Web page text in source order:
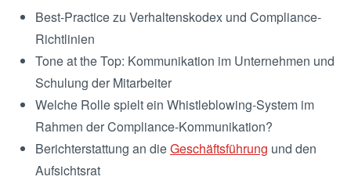
Best-Practice zu Verhaltenskodex und Compliance-
Richtlinien
Tone at the Top: Kommunikation im Unternehmen und
Schulung der Mitarbeiter
Welche Rolle spielt ein Whistleblowing-System im
Rahmen der Compliance-Kommunikation?
Berichterstattung an dieGeschäftsführung und den
Aufsichtsrat